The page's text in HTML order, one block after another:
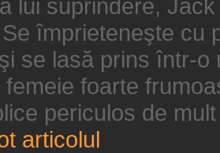
lui suprindere,
împrieteneşte cu
se lasă prins într-
femeie foarte
periculos de
articolul